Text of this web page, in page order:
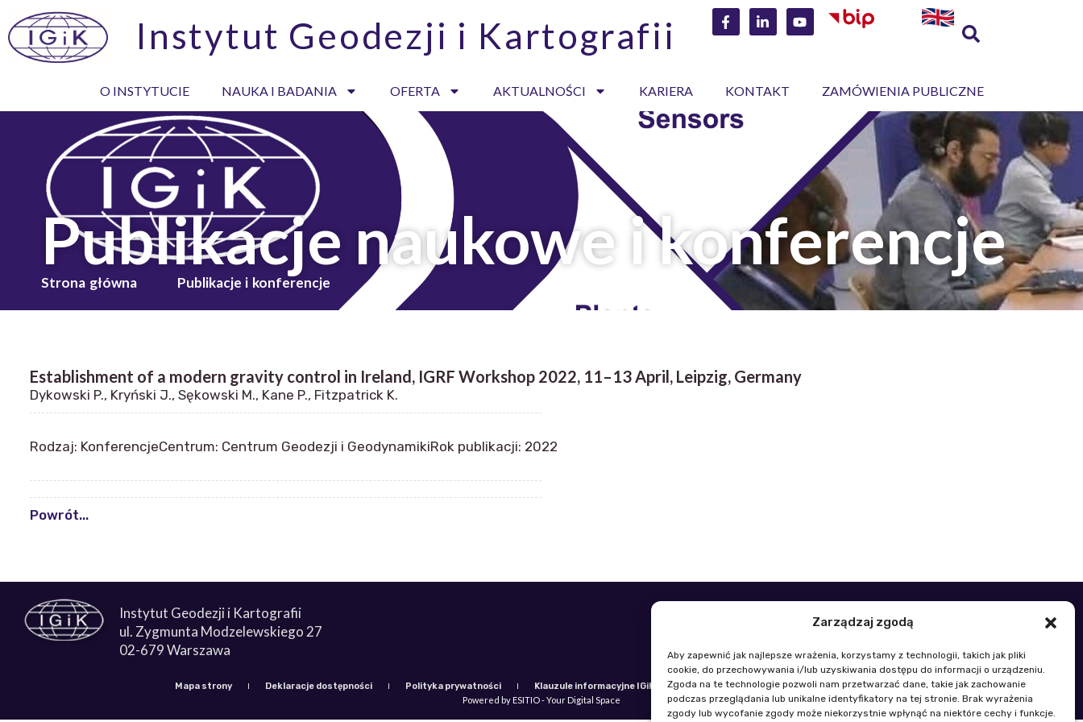
Zarządzaj zgodą
Aby zapewnić jak najlepsze wrażenia, korzystamy z technologii, takich jak pliki
cookie, do przechowywania i/lub uzyskiwania dostępu do informacji o urządzeniu.
Zgoda na te technologie pozwoli nam przetwarzać dane, takie jak zachowanie
podczas przeglądania lub unikalne identyfikatory na tej stronie. Brak wyrażenia
zgody lub wycofanie zgody może niekorzystnie wpłynąć na niektóre cechy i funkcje.
Instytut Geodezji i Kartografii
O INSTYTUCIE NAUKA I BADANIA OFERTA AKTUALNOŚCI KARIERA KONTAKT ZAMÓWIENIA PUBLICZNE
Publikacje naukowe i konferencje
Strona główna Publikacje i konferencje
Establishment of a modern gravity control in Ireland, IGRF Workshop 2022, 11–13 April, Leipzig, Germany
Dykowski P., Kryński J., Sękowski M., Kane P., Fitzpatrick K.
Rodzaj: KonferencjeCentrum: Centrum Geodezji i GeodynamikiRok publikacji: 2022
Powrót...
Instytut Geodezji i Kartografii
ul. Zygmunta Modzelewskiego 27
02-679 Warszawa
E-mail: igik@igik.edu.pl
Mapa strony Deklaracje dostępności Polityka prywatności Klauzule informacyjne IGiK Plan równości płci
Polityka plików cookies
Powered by ESITIO - Your Digital Space